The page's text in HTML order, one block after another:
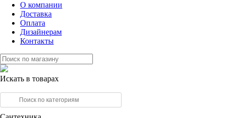
О компании
Доставка
Оплата
Дизайнерам
Контакты
Искать в товарах